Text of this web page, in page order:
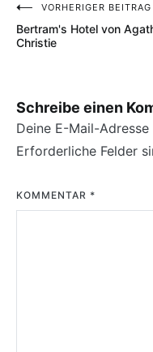
VORHERIGER BEITRAG
Bertram's Hotel von
Christie
Schreibe einen
Deine E-Mail-
Erforderliche Felder
KOMMENTAR *